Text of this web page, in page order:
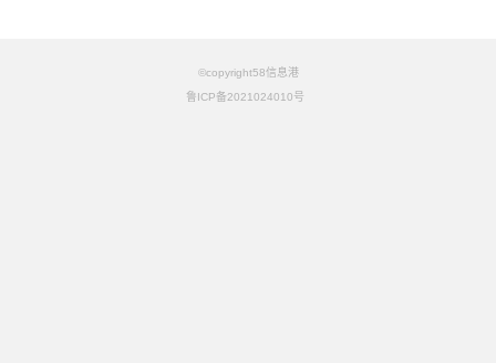
©copyright58信息港
鲁ICP备2021024010号